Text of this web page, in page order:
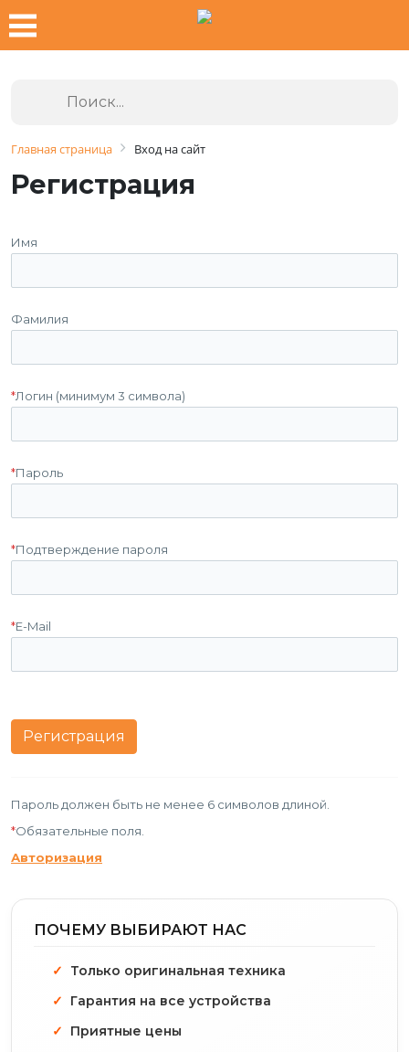
Главная страница Вход на сайт
Регистрация
Имя
Фамилия
*Логин (минимум 3 символа)
*Пароль
*Подтверждение пароля
*E-Mail
Пароль должен быть не менее 6 символов длиной.
*Обязательные поля.
Авторизация
ПОЧЕМУ ВЫБИРАЮТ НАС
Только оригинальная техника
Гарантия на все устройства
Приятные цены